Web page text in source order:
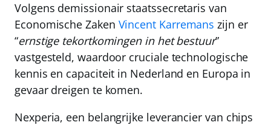
Volgens demissionair staatssecretaris van
Economische Zaken Vincent Karremans zijn er
“ernstige tekortkomingen in het bestuur”
vastgesteld, waardoor cruciale technologische
kennis en capaciteit in Nederland en Europa in
gevaar dreigen te komen.
Nexperia, een belangrijke leverancier van chips